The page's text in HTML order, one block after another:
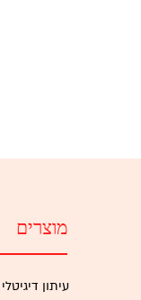
מוצרים
עיתון דיגיטלי